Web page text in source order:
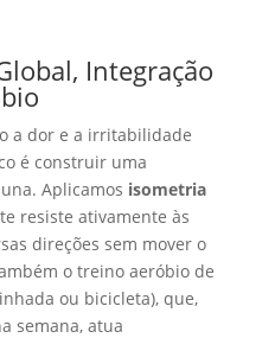
Integração
a dor e a irritabilidade
é construir uma
Aplicamos isometria
resiste ativamente às
direções sem mover o
o treino aeróbio de
ou bicicleta), que,
semana, atua